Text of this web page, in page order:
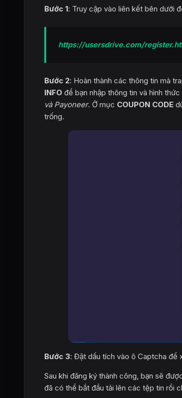
Bước 1: Truy cập vào liên kết bên dưới
https://usersdrive.com/
Bước 2: Hoàn thành các thông tin mà
INFO để bạn nhập thông tin và hình
và Payoneer. Ở mục COUPON CODE
trống.
Bước 3: Đặt dấu tích vào ô Captcha để
Sau khi đăng ký thành công, bạn sẽ
đã có thể bắt đầu tải lên các tệp tin rồi